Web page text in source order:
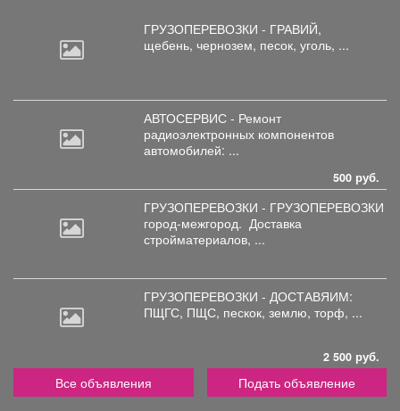
ГРУЗОПЕРЕВОЗКИ - ГРАВИЙ,
щебень, чернозем, песок, уголь, ...
АВТОСЕРВИС - Ремонт
радиоэлектронных компонентов
автомобилей: ...
500 руб.
ГРУЗОПЕРЕВОЗКИ - ГРУЗОПЕРЕВОЗКИ
город-межгород. Доставка
стройматериалов, ...
ГРУЗОПЕРЕВОЗКИ - ДОСТАВЯИМ:
ПЩГС, ПЩС, пескок, землю, торф, ...
2 500 руб.
Все объявления Подать объявление